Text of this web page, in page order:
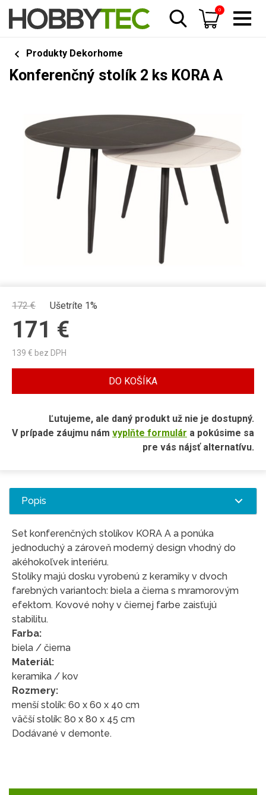
0
Produkty Dekorhome
Konferenčný stolík 2 ks KORA A
172€ Ušetríte 1%
171 €
139 € bez DPH
DO KOŠÍKA
Ľutujeme, ale daný produkt už nie je dostupný.
V prípade záujmu nám vyplňte formulár a pokúsime sa
pre vás nájsť alternatívu.
Popis
Set konferenčných stolíkov KORA A a ponúka
jednoduchý a zároveň moderný design vhodný do
akéhokoľvek interiéru.
Stolíky majú dosku vyrobenú z keramiky v dvoch
farebných variantoch: biela a čierna s mramorovým
efektom. Kovové nohy v čiernej farbe zaisťujú
stabilitu.
Farba:
biela / čierna
Materiál:
keramika / kov
Rozmery:
menší stolík: 60 x 60 x 40 cm
väčší stolík: 80 x 80 x 45 cm
Dodávané v demonte.